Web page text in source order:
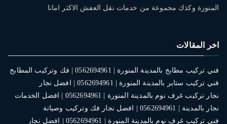
المنورة وكذك مجموعة من خدمات نقل العفش الاكثر امانا
اخر المقالات
فني تركيب مطابخ بالمدينة المنورة | 0562694961 | فك وتركيب المطابخ
فني تركيب ستاير بالمدينة المنورة | 0562694961 | افضل نجار
نجار تركيب غرف نوم بالمدينة المنورة | 0562694961 | افضل الخدمات
نجار بالمدينة | 0562694961 | افضل نجار فك وتركيب وصيانة
فني تركيب غرف نوم بالمدينة المنورة | 0562694961 | افضل نجار